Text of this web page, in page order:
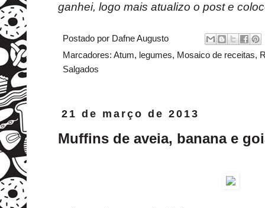
ganhei, logo mais atualizo o post e
Postado por Dafne Augusto
Marcadores: Atum, legumes, Mosaico de receitas,
Salgados
21 de março de 2013
Muffins de aveia, banana e